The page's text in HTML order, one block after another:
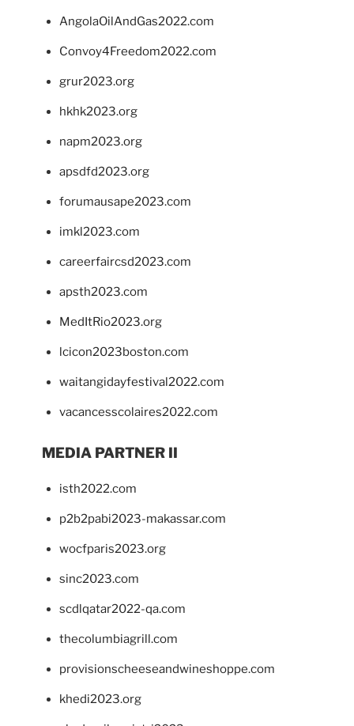
AngolaOilAndGas2022.com
Convoy4Freedom2022.com
grur2023.org
hkhk2023.org
napm2023.org
apsdfd2023.org
forumausape2023.com
imkl2023.com
careerfaircsd2023.com
apsth2023.com
MedItRio2023.org
lcicon2023boston.com
waitangidayfestival2022.com
vacancesscolaires2022.com
MEDIA PARTNER II
isth2022.com
p2b2pabi2023-makassar.com
wocfparis2023.org
sinc2023.com
scdlqatar2022-qa.com
thecolumbiagrill.com
provisionscheeseandwineshoppe.com
khedi2023.org